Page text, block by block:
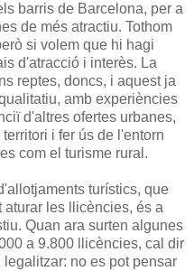
barris de Barcelona, per a
de més atractiu. Tothom
si volem que hi hagi
d'atracció i interès. La
reptes, doncs, i aquest ja
amb experiències
d'altres ofertes urbanes,
i fer ús de l'entorn
com el turisme rural.
turístics, que
les llicències, és a
Quan ara surten algunes
a 9.800 llicències, cal dir
no es pot pensar